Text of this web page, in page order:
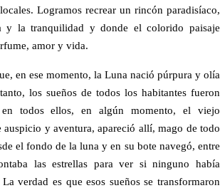
Logramos recrear un rincón paradisíaco,
y la tranquilidad y donde el colorido paisaje
amor y vida.
en ese momento, la Luna nació púrpura y olía
los sueños de todos los habitantes fueron
todos ellos, en algún momento, el viejo
auspicio y aventura, apareció allí, mago de todo
el fondo de la luna y en su bote navegó, entre
las estrellas para ver si ninguno había
verdad es que esos sueños se transformaron